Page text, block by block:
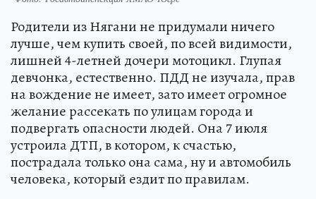
Родители из Нягани не придумали ничего
лучше, чем купить своей, по всей видимости,
лишней 4-летней дочери мотоцикл. Глупая
девчонка, естественно. ПДД не изучала, прав
на вождение не имеет, зато имеет огромное
желание рассекать по улицам города и
подвергать опасности людей. Она 7 июля
устроила ДТП, в котором, к счастью,
пострадала только она сама, ну и автомобиль
человека, который ездит по правилам.